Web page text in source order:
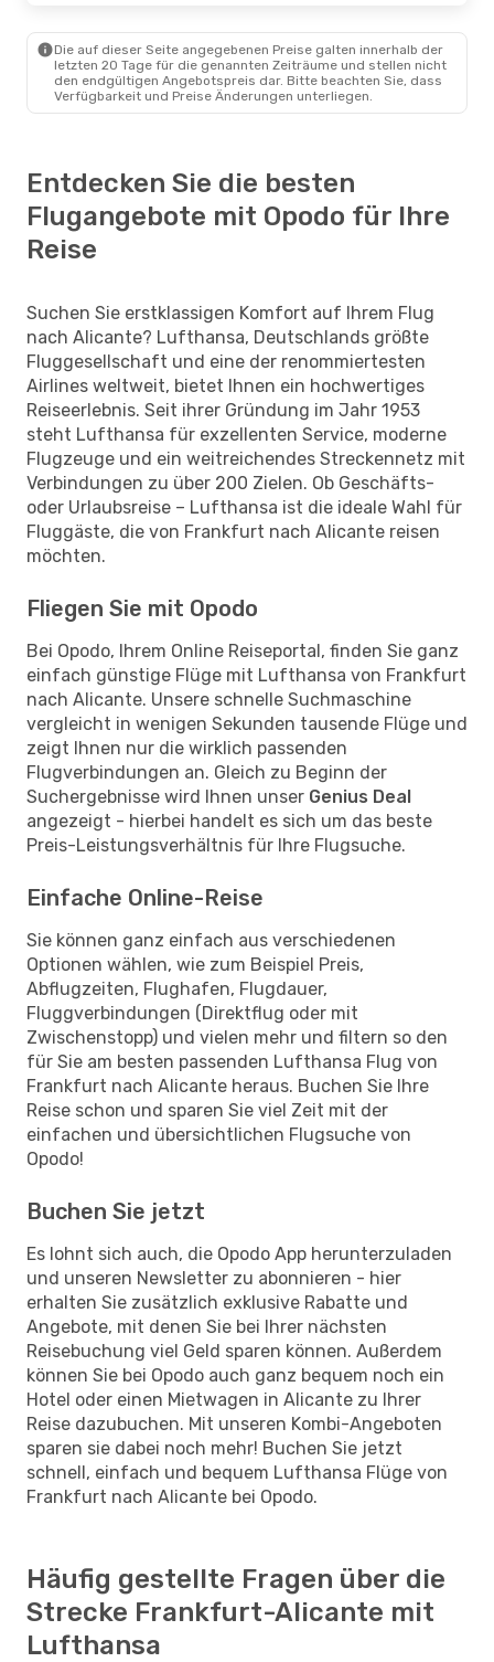
Die auf dieser Seite angegebenen Preise galten innerhalb der
letzten 20 Tage für die genannten Zeiträume und stellen nicht
den endgültigen Angebotspreis dar. Bitte beachten Sie, dass
Verfügbarkeit und Preise Änderungen unterliegen.
Entdecken Sie die besten
Flugangebote mit Opodo für Ihre
Reise
Suchen Sie erstklassigen Komfort auf Ihrem Flug
nach Alicante? Lufthansa, Deutschlands größte
Fluggesellschaft und eine der renommiertesten
Airlines weltweit, bietet Ihnen ein hochwertiges
Reiseerlebnis. Seit ihrer Gründung im Jahr 1953
steht Lufthansa für exzellenten Service, moderne
Flugzeuge und ein weitreichendes Streckennetz mit
Verbindungen zu über 200 Zielen. Ob Geschäfts-
oder Urlaubsreise – Lufthansa ist die ideale Wahl für
Fluggäste, die von Frankfurt nach Alicante reisen
möchten.
Fliegen Sie mit Opodo
Bei Opodo, Ihrem Online Reiseportal, finden Sie ganz
einfach günstige Flüge mit Lufthansa von Frankfurt
nach Alicante. Unsere schnelle Suchmaschine
vergleicht in wenigen Sekunden tausende Flüge und
zeigt Ihnen nur die wirklich passenden
Flugverbindungen an. Gleich zu Beginn der
Suchergebnisse wird Ihnen unser Genius Deal
angezeigt - hierbei handelt es sich um das beste
Preis-Leistungsverhältnis für Ihre Flugsuche.
Einfache Online-Reise
Sie können ganz einfach aus verschiedenen
Optionen wählen, wie zum Beispiel Preis,
Abflugzeiten, Flughafen, Flugdauer,
Fluggverbindungen (Direktflug oder mit
Zwischenstopp) und vielen mehr und filtern so den
für Sie am besten passenden Lufthansa Flug von
Frankfurt nach Alicante heraus. Buchen Sie Ihre
Reise schon und sparen Sie viel Zeit mit der
einfachen und übersichtlichen Flugsuche von
Opodo!
Buchen Sie jetzt
Es lohnt sich auch, die Opodo App herunterzuladen
und unseren Newsletter zu abonnieren - hier
erhalten Sie zusätzlich exklusive Rabatte und
Angebote, mit denen Sie bei Ihrer nächsten
Reisebuchung viel Geld sparen können. Außerdem
können Sie bei Opodo auch ganz bequem noch ein
Hotel oder einen Mietwagen in Alicante zu Ihrer
Reise dazubuchen. Mit unseren Kombi-Angeboten
sparen sie dabei noch mehr! Buchen Sie jetzt
schnell, einfach und bequem Lufthansa Flüge von
Frankfurt nach Alicante bei Opodo.
Häufig gestellte Fragen über die
Strecke Frankfurt-Alicante mit
Lufthansa